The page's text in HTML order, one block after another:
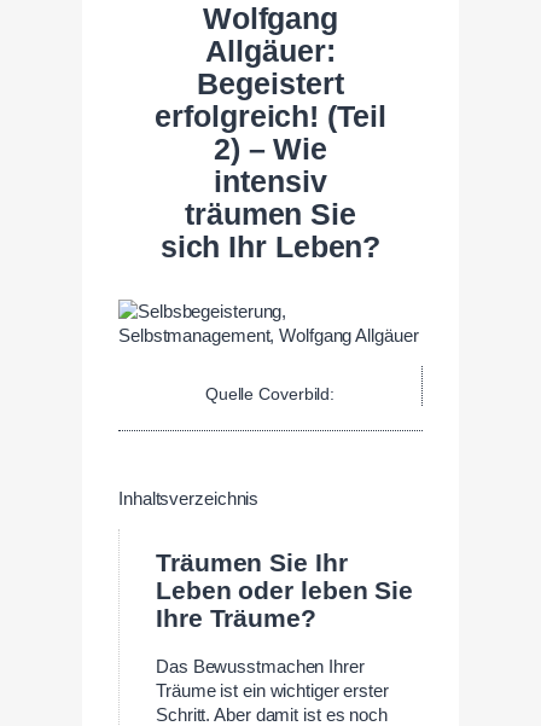
Wolfgang
Allgäuer:
Begeistert
erfolgreich! (Teil
2) – Wie
intensiv
träumen Sie
sich Ihr Leben?
Quelle Coverbild:
Inhaltsverzeichnis
Träumen Sie Ihr
Leben oder leben Sie
Ihre Träume?
Das Bewusstmachen Ihrer
Träume ist ein wichtiger erster
Schritt. Aber damit ist es noch